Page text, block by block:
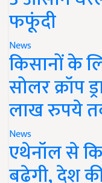
फफूंदी
News
किसानों के
सोलर क्रॉप
लाख रुपये
News
एथेनॉल से
बढ़ेगी, देश